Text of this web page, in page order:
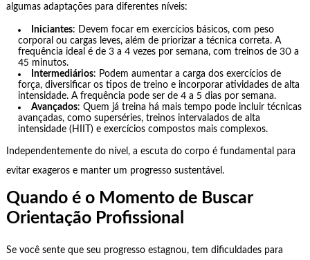
algumas adaptações para diferentes níveis:
Iniciantes: Devem focar em exercícios básicos, com peso
corporal ou cargas leves, além de priorizar a técnica correta. A
frequência ideal é de 3 a 4 vezes por semana, com treinos de 30 a
45 minutos.
Intermediários: Podem aumentar a carga dos exercícios de
força, diversificar os tipos de treino e incorporar atividades de alta
intensidade. A frequência pode ser de 4 a 5 dias por semana.
Avançados: Quem já treina há mais tempo pode incluir técnicas
avançadas, como superséries, treinos intervalados de alta
intensidade (HIIT) e exercícios compostos mais complexos.
Independentemente do nível, a escuta do corpo é fundamental para
evitar exageros e manter um progresso sustentável.
Quando é o Momento de Buscar
Orientação Profissional
Se você sente que seu progresso estagnou, tem dificuldades para